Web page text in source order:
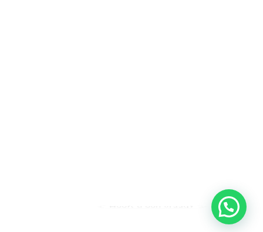
Heeft u een vraag?